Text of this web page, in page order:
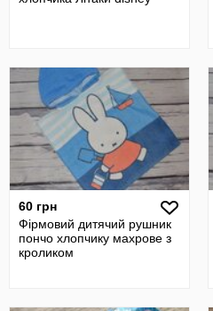
60 грн
Фірмовий дитячий рушник
пончо хлопчику махрове з
кроликом